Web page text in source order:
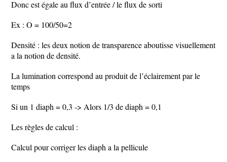
Donc est égale au flux d’entrée / le flux de sorti
Ex : O = 100/50=2
Densité : les deux notion de transparence aboutisse visuellement
a la notion de densité.
La lumination correspond au produit de l’éclairement par le
temps
Si un 1 diaph = 0,3 -> Alors 1/3 de diaph = 0,1
Les règles de calcul :
Calcul pour corriger les diaph a la pellicule